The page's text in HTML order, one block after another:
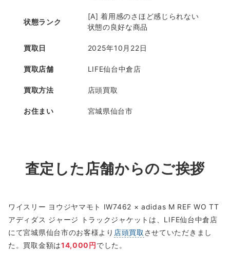
状態ランク
[A] 着用感のさほど感じられない
状態の良好な商品
買取日 2025年10月22日
買取店舗 LIFE仙台中倉店
買取方法 店頭買取
お住まい 宮城県仙台市
査定した店舗からのご挨拶
ワイスリー ヨウジヤマモト IW7462 × adidas M REF WO TT
アディダス ジャージ トラックジャケットは、LIFE仙台中倉店
にて宮城県仙台市のお客様より 店頭買取 させていただきまし
た。買取金額は14,000円でした。